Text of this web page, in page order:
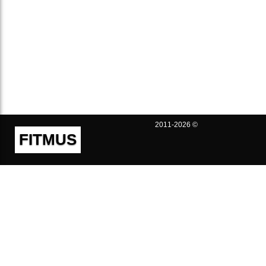
FITMUS
2011-2026 ©